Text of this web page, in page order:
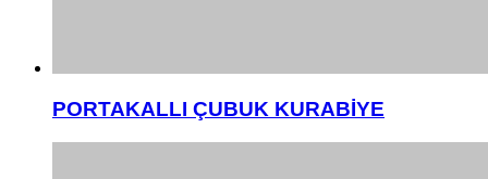
PORTAKALLI ÇUBUK KURABİYE